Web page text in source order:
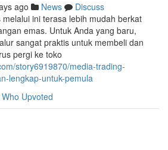
ago News
Discuss
ini terasa lebih mudah berkat
emas. Untuk Anda yang baru,
sangat praktis untuk membeli dan
pergi ke toko
story6919870/media-trading-
lengkap-untuk-pemula
Who Upvoted